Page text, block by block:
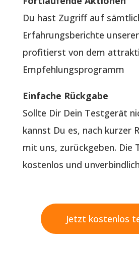
Du hast Zugriff auf
Erfahrungsberichte
profitierst von dem
Empfehlungsprogramm
Einfache Rückgabe
Sollte Dir Dein Testgerät
kannst Du es, nach kurzer
mit uns, zurückgeben. Die
kostenlos und unverbindlich
Jetzt kostenlos